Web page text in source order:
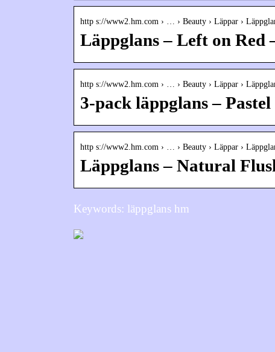
http s://www2.hm.com › … › Beauty › Läppar ›
Läppglans – Left on Red
http s://www2.hm.com › … › Beauty › Läppar ›
3-pack läppglans –
http s://www2.hm.com › … › Beauty › Läppar ›
Läppglans – Natural
Keywords: läppglans hm